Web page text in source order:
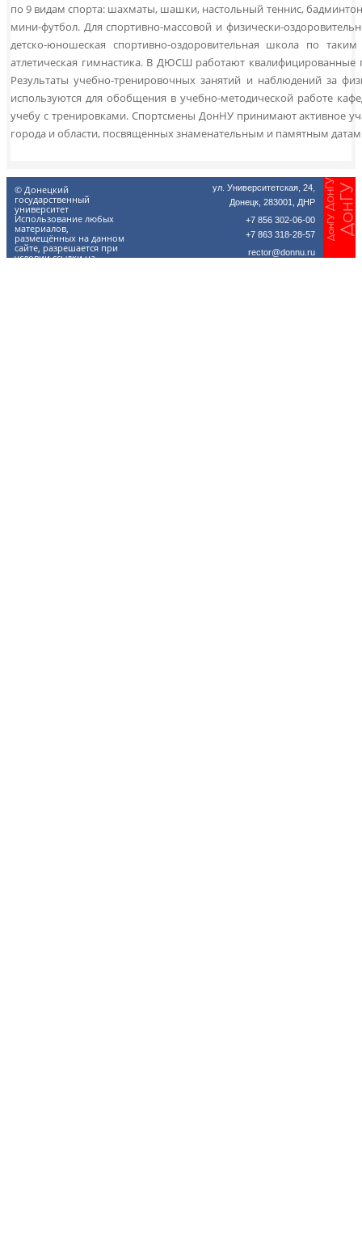
по 9 видам спорта: шахматы, шашки, настольный теннис,
мини-футбол. Для спортивно-массовой и физически-
детско-юношеская спортивно-оздоровительная школа по
атлетическая гимнастика. В ДЮСШ работают квалифицированные
Результаты учебно-тренировочных занятий и наблюдений за
используются для обобщения в учебно-методической работе
учебу с тренировками. Спортсмены ДонНУ принимают активное
города и области, посвященных знаменательным и памятным
ул. Университетская, 24,
Донецк, 283001, ДНР
+7 856 302-06-00
+7 863 318-28-57
rector@donnu.ru
© Донецкий
государственный
университет
Использование любых
материалов,
размещённых на данном
сайте, разрешается при
условии ссылки на